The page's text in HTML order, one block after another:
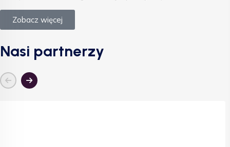
Zobacz więcej
Nasi partnerzy